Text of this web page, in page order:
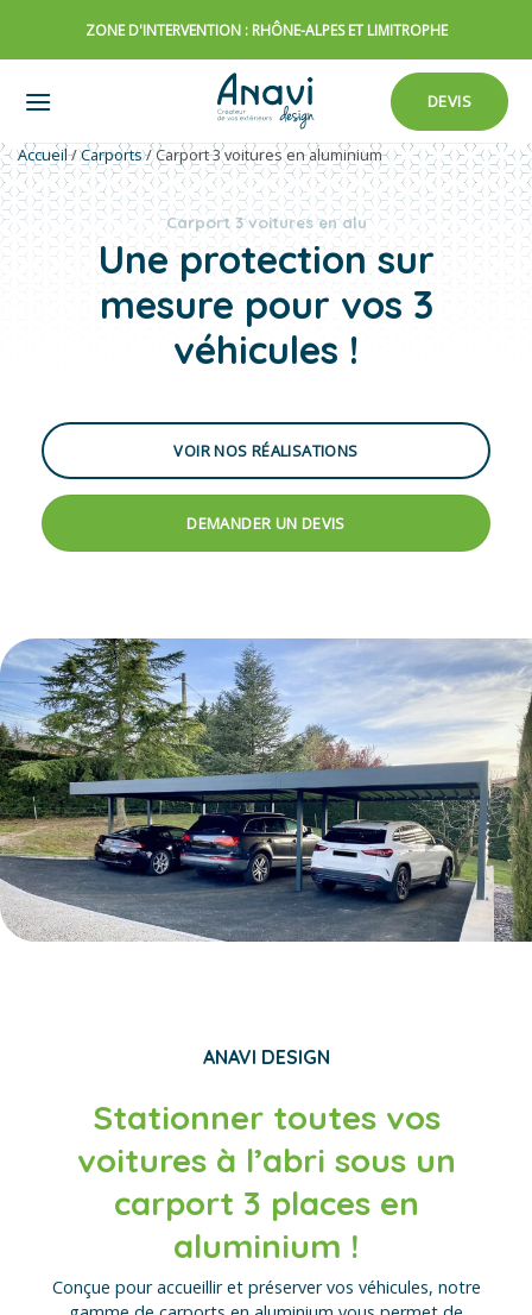
ZONE D'INTERVENTION : RHÔNE-ALPES ET LIMITROPHE
DEVIS
Accueil/Carports/Carport 3 voitures en aluminium
Carport 3 voitures en alu​
Une protection sur
mesure pour vos 3
véhicules !
VOIR NOS RÉALISATIONS
DEMANDER UN DEVIS
ANAVI DESIGN
Stationner toutes vos
voitures à l’abri sous un
carport 3 places en
aluminium !
Conçue pour accueillir et préserver vos véhicules, notre